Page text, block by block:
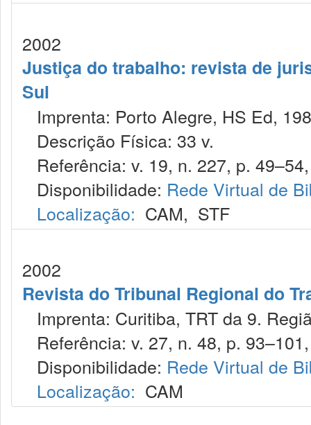
2002
Justiça do trabalho: revista de
Sul
Imprenta: Porto Alegre, HS Ed,
Descrição Física: 33 v.
Referência: v. 19, n. 227, p.
Disponibilidade: Rede Virtual de
Localização: CAM, STF
2002
Revista do Tribunal Regional do
Imprenta: Curitiba, TRT da 9.
Referência: v. 27, n. 48, p.
Disponibilidade: Rede Virtual de
Localização: CAM